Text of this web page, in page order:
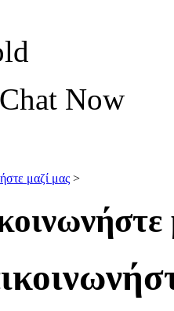
Now
μαζί μας >